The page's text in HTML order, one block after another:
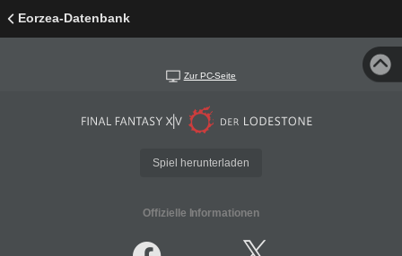
Eorzea-Datenbank
Zur PC-Seite
Spiel herunterladen
Offizielle Informationen